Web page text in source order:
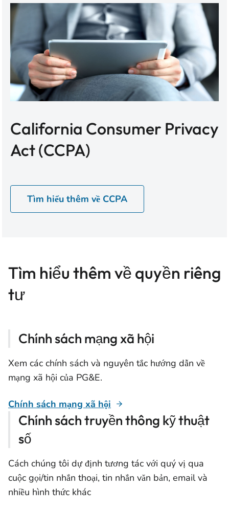
California Consumer Privacy
Act (CCPA)
Tìm hiểu thêm về CCPA
Tìm hiểu thêm về quyền riêng
tư
Chính sách mạng xã hội
Xem các chính sách và nguyên tắc hướng dẫn về
mạng xã hội của PG&E.
Chính sách mạng xã hội
Chính sách truyền thông kỹ thuật
số
Cách chúng tôi dự định tương tác với quý vị qua
cuộc gọi/tin nhắn thoại, tin nhắn văn bản, email và
nhiều hình thức khác